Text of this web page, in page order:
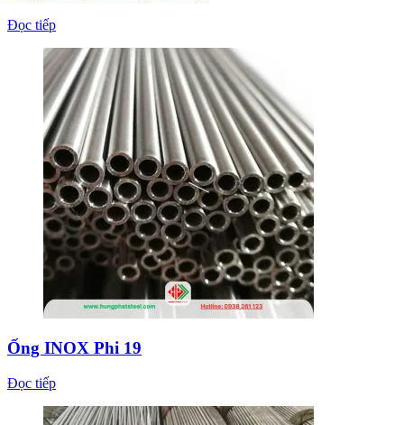
Đọc tiếp
Ống INOX Phi 19
Đọc tiếp